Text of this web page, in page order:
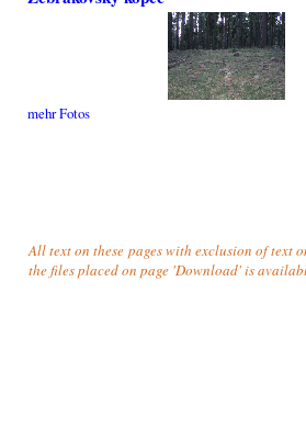
mehr Fotos
All text on these pages with exclusion of text
the files placed on page 'Download' is